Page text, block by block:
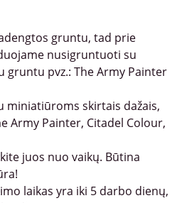
gruntu, tad prie
nusigruntuoti su
pvz.: The Army Painter
miniatiūroms skirtais dažais,
Army Painter, Citadel Colour,
juos nuo vaikų. Būtina
laikas yra iki 5 darbo dienų,